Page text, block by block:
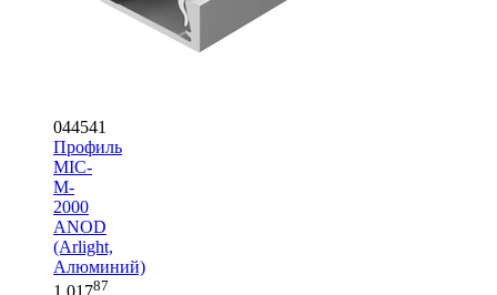
044541
Профиль
MIC-
M-
2000
ANOD
(Arlight,
Алюминий)
87